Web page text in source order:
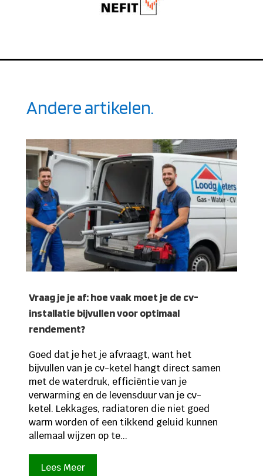
Andere artikelen.
Vraag je je af: hoe vaak moet je de cv-
installatie bijvullen voor optimaal
rendement?
Goed dat je het je afvraagt, want het
bijvullen van je cv-ketel hangt direct samen
met de waterdruk, efficiëntie van je
verwarming en de levensduur van je cv-
ketel. Lekkages, radiatoren die niet goed
warm worden of een tikkend geluid kunnen
allemaal wijzen op te...
Lees Meer